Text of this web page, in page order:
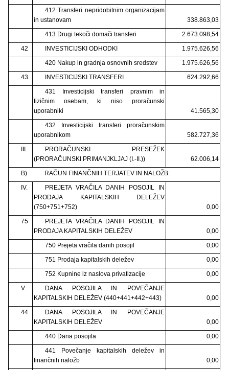
412 Transferi nepridobitnim organizacijam
in ustanovam
338.863,03
413 Drugi tekoči domači transferi
2.673.098,54
42
INVESTICIJSKI ODHODKI
1.975.626,56
420 Nakup in gradnja osnovnih sredstev
1.975.626,56
43
INVESTICIJSKI TRANSFERI
624.292,66
431 Investicijski transferi pravnim in
fizičnim osebam, ki niso proračunski
uporabniki
41.565,30
432 Investicijski transferi proračunskim
uporabnikom
582.727,36
III.
PRORAČUNSKI PRESEŽEK
(PRORAČUNSKI PRIMANJKLJAJ (I.-II.))
62.006,14
B)
RAČUN FINANČNIH TERJATEV IN NALOŽB:
IV.
PREJETA VRAČILA DANIH POSOJIL IN
PRODAJA KAPITALSKIH DELEŽEV
(750+751+752)
0,00
75
PREJETA VRAČILA DANIH POSOJIL IN
PRODAJA KAPITALSKIH DELEŽEV
0,00
750 Prejeta vračila danih posojil
0,00
751 Prodaja kapitalskih deležev
0,00
752 Kupnine iz naslova privatizacije
0,00
V.
DANA POSOJILA IN POVEČANJE
KAPITALSKIH DELEŽEV (440+441+442+443)
0,00
44
DANA POSOJILA IN POVEČANJE
KAPITALSKIH DELEŽEV
0,00
440 Dana posojila
0,00
441 Povečanje kapitalskih deležev in
finančnih naložb
0,00